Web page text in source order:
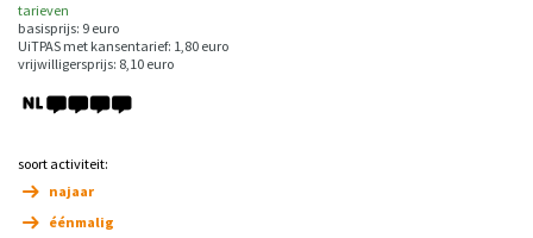
tarieven
basisprijs: 9 euro
UiTPAS met kansentarief: 1,80 euro
vrijwilligersprijs: 8,10 euro
soort activiteit:
najaar
éénmalig